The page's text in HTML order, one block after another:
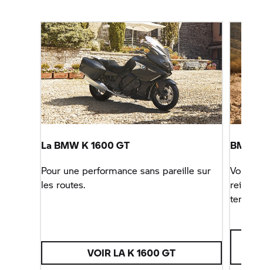
La BMW K 1600 GT
Pour une performance sans pareille sur
les routes.
VOIR LA K 1600 GT
BMW
Vous
reine
terrain.